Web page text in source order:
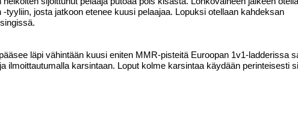
josta jatkoon etenee kuusi pelaajaa. Lopuksi otellaan kahdeksan
läpi vähintään kuusi eniten MMR-pisteitä Euroopan 1v1-ladderissa
ja ilmoittautumalla karsintaan. Loput kolme karsintaa käydään perinteisesti